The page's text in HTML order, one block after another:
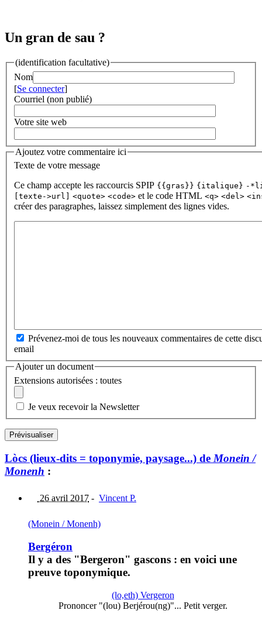
Un gran de sau ?
(identification facultative)
Nom
[Se connecter]
Courriel (non publié)
Votre site web
Ajoutez votre commentaire ici
Texte de votre message
Ce champ accepte les raccourcis SPIP {{gras}} {italique} -
[texte->url]
<quote> <code> et le code HTML <q> <del>
créer des paragraphes, laissez simplement des lignes vides.
Prévenez-moi de tous les nouveaux commentaires de cette
email
Ajouter un document
Extensions autorisées : toutes
Je veux recevoir la Newsletter
Lòcs (lieux-dits = toponymie, paysage...) de Monein /
Monenh :
26 avril 2017 - Vincent P.
(Monein / Monenh)
Bergéron
Il y a des "Bergeron" gascons : en voici une
preuve toponymique.
(lo,eth) Vergeron
Prononcer "(lou) Berjérou(ng)"... Petit verger.